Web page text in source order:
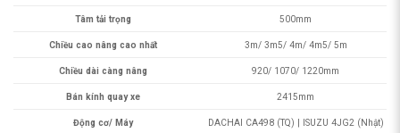
Tâm tải trọng 500mm
Chiều cao nâng cao nhất 3m/ 3m5/ 4m/ 4m5/ 5m
Chiều dài càng nâng 920/ 1070/ 1220mm
Bán kính quay xe 2415mm
Động cơ/ Máy DACHAI CA498 (TQ) | ISUZU 4JG2 (Nhật)